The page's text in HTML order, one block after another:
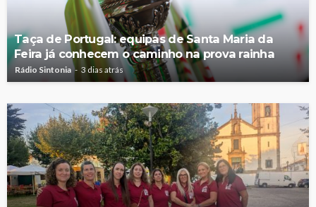
Taça de Portugal: equipas de Santa Maria da
Feira já conhecem o caminho na prova rainha
Rádio Sintonia 3 dias atrás